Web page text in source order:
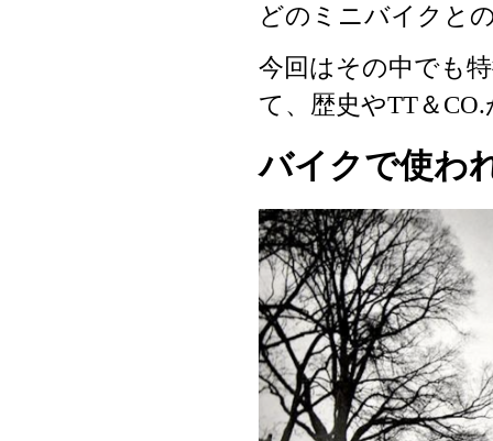
どのミニバイクと
今回はその中でも
て、歴史やTT＆
バイクで使わ